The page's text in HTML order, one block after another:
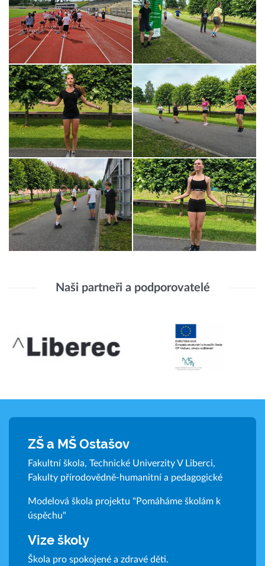
Naši partneři a podporovatelé
ZŠ a MŠ Ostašov
Fakultní škola, Technické Univerzity V Liberci,
Fakulty přírodovědně-humanitní a pedagogické
Modelová škola projektu "Pomáháme školám k
úspěchu"
Vize školy
Škola pro spokojené a zdravé děti.